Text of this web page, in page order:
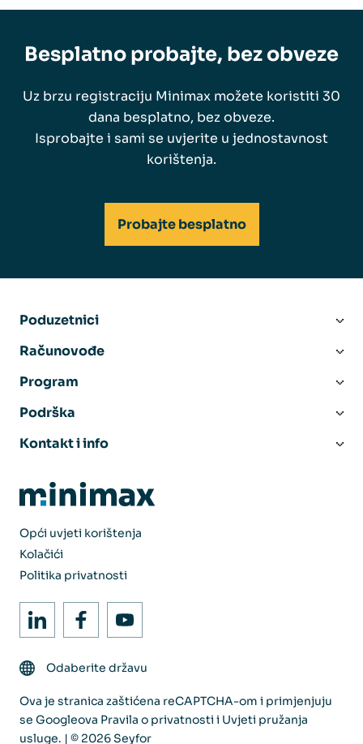
Besplatno probajte, bez obveze
Uz brzu registraciju Minimax možete koristiti 30
dana besplatno, bez obveze.
Isprobajte i sami se uvjerite u jednostavnost
korištenja.
Probajte besplatno
Poduzetnici
Računovođe
Program
Podrška
Kontakt i info
Opći uvjeti korištenja
Kolačići
Politika privatnosti
Odaberite državu
Ova je stranica zaštićena reCAPTCHA-om i primjenjuju
se Googleova Pravila o privatnosti i Uvjeti pružanja
usluge. | © 2026 Seyfor